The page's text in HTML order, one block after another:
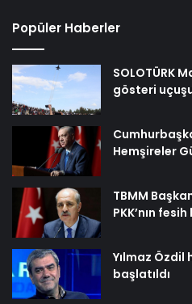
Popüler Haberler
SOLOTÜRK
gösteri
Hemşireler
TBMM
PKK’nın
Yılmaz
başlatıldı